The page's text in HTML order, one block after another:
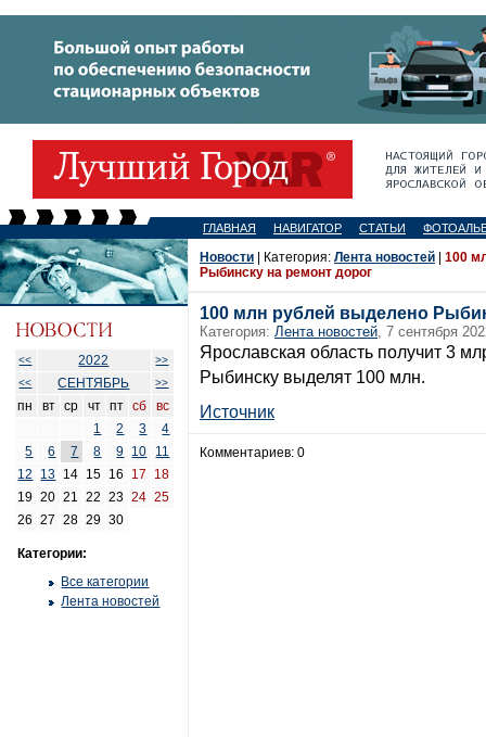
ГЛАВНАЯ НАВИГАТОР СТАТЬИ
<< 2022
>>
<<
СЕНТЯБРЬ >>
пн вт ср чт пт сб
вс
1
2 3
4
5
6 7 8 9 10
11
12
13 14 15 16 17
18
19 20 21 22 23 24 25
26
27 28 29 30
Категории:
Все категории
Лента новостей
Новости | Категория: Лента новостей
100
Рыбинску на ремонт дорог
100 млн рублей выделено
Категория: Лента новостей, 7 сентября
Ярославская область получит 3
Рыбинску выделят 100 млн.
Источник
Комментариев: 0